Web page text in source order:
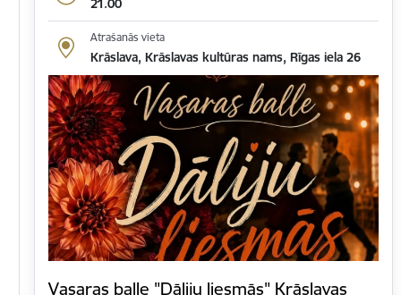
21.00
Atrašanās vieta
Krāslava, Krāslavas kultūras nams, Rīgas iela 26
Vasaras balle "Dāliju liesmās" Krāslavas